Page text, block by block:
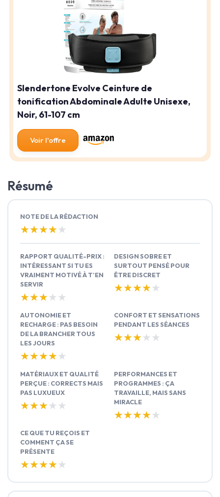
Slendertone Evolve Ceinture de
tonification Abdominale Adulte Unisexe,
Noir, 61-107 cm
Voir l'offre
Résumé
NOTE DE LA RÉDACTION
★★★★★
★★★★★
RAPPORT QUALITÉ-PRIX :
INTÉRESSANT SI TU ES
VRAIMENT MOTIVÉ À T’EN
SERVIR
★★★★★
★★★★★
DESIGN SOBRE ET
SURTOUT PENSÉ POUR
ÊTRE DISCRET
★★★★★
★★★★★
AUTONOMIE ET
RECHARGE : PAS BESOIN
DE LA BRANCHER TOUS
LES JOURS
★★★★★
★★★★★
CONFORT ET SENSATIONS
PENDANT LES SÉANCES
★★★★★
★★★★★
MATÉRIAUX ET QUALITÉ
PERÇUE : CORRECTS MAIS
PAS LUXUEUX
★★★★★
★★★★★
PERFORMANCES ET
PROGRAMMES : ÇA
TRAVAILLE, MAIS SANS
MIRACLE
★★★★★
★★★★★
CE QUE TU REÇOIS ET
COMMENT ÇA SE
PRÉSENTE
★★★★★
★★★★★